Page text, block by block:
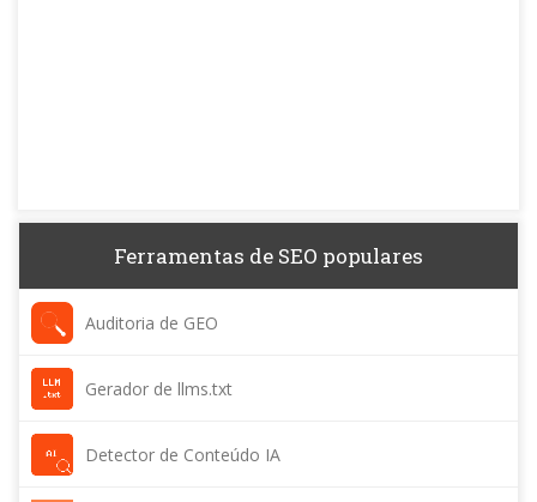
Ferramentas de SEO populares
Auditoria de GEO
Gerador de llms.txt
Detector de Conteúdo IA